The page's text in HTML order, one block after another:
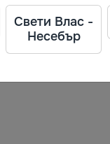
Свети Влас -
Несебър